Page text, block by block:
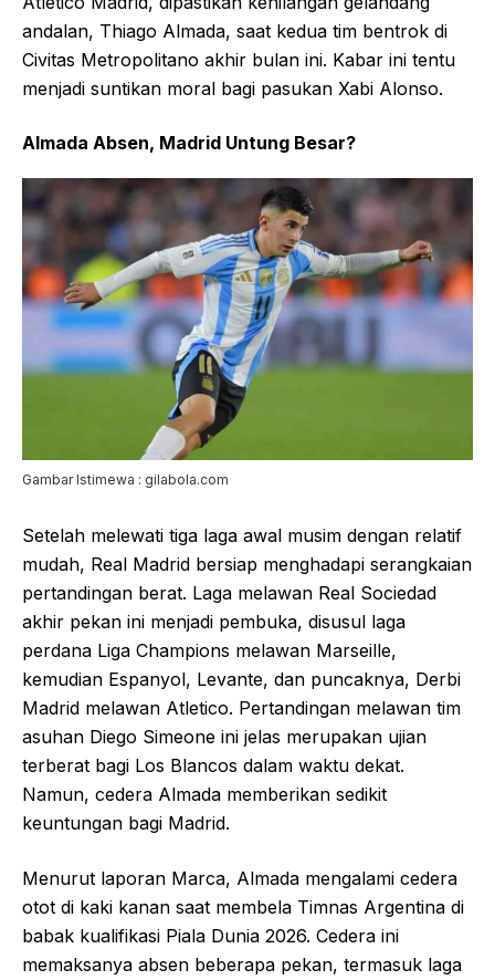
andalan, Thiago Almada, saat kedua tim bentrok di
Civitas Metropolitano akhir bulan ini. Kabar ini tentu
menjadi suntikan moral bagi pasukan Xabi Alonso.
Almada Absen, Madrid Untung Besar?
Gambar Istimewa : gilabola.com
Setelah melewati tiga laga awal musim dengan relatif
mudah, Real Madrid bersiap menghadapi serangkaian
pertandingan berat. Laga melawan Real Sociedad
akhir pekan ini menjadi pembuka, disusul laga
perdana Liga Champions melawan Marseille,
kemudian Espanyol, Levante, dan puncaknya, Derbi
Madrid melawan Atletico. Pertandingan melawan tim
asuhan Diego Simeone ini jelas merupakan ujian
terberat bagi Los Blancos dalam waktu dekat.
Namun, cedera Almada memberikan sedikit
keuntungan bagi Madrid.
Menurut laporan Marca, Almada mengalami cedera
otot di kaki kanan saat membela Timnas Argentina di
babak kualifikasi Piala Dunia 2026. Cedera ini
memaksanya absen beberapa pekan, termasuk laga